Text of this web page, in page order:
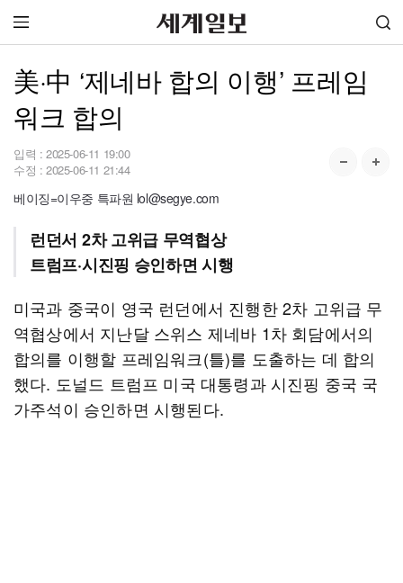
美·中 ‘제네바 합의 이행’ 프레임
워크 합의
입력 : 2025-06-11 19:00
수정 : 2025-06-11 21:44
베이징=이우중 특파원 lol@segye.com
런던서 2차 고위급 무역협상
트럼프·시진핑 승인하면 시행
미국과 중국이 영국 런던에서 진행한 2차 고위급 무
역협상에서 지난달 스위스 제네바 1차 회담에서의
합의를 이행할 프레임워크(틀)를 도출하는 데 합의
했다. 도널드 트럼프 미국 대통령과 시진핑 중국 국
가주석이 승인하면 시행된다.